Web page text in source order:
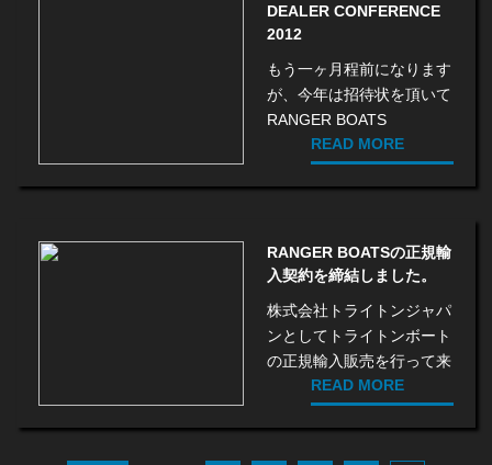
DEALER CONFERENCE
2012
もう一ヶ月程前になります
が、今年は招待状を頂いて
RANGER BOATS
READ MORE
RANGER BOATSの正規輸
入契約を締結しました。
株式会社トライトンジャパ
ンとしてトライトンボート
の正規輸入販売を行って来
READ MORE